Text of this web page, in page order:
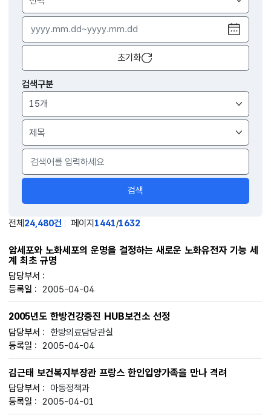
달력
열기
초기화
검색구분
검색
전체 24,480건 페이지 1441/1632
암세포와 노화세포의 운명을 결정하는 새로운 노화유전자 기능 세
계 최초 규명
2005-04-04
2005년도 한방건강증진 HUB보건소 선정
한방의료담당관실
2005-04-04
김근태 보건복지부장관 프랑스 한인입양가족을 만나 격려
아동정책과
2005-04-01